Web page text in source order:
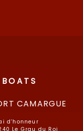
CAMARGUE
d’honneur
Le Grau du Roi